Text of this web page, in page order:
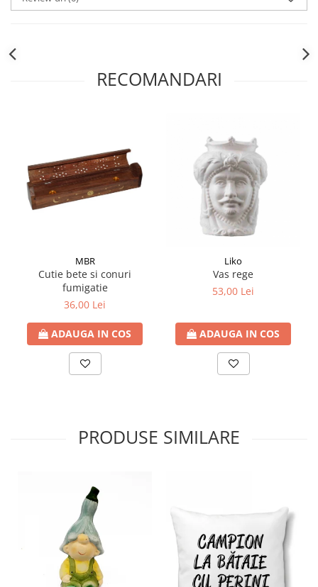
RECOMANDARI
MBR
Cutie bete si conuri
fumigatie
36,00 Lei
ADAUGA IN COS
Liko
Vas rege
53,00 Lei
ADAUGA IN COS
PRODUSE SIMILARE